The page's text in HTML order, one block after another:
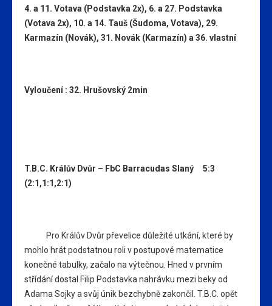
4. a 11. Votava (Podstavka 2x), 6. a 27. Podstavka
(Votava 2x), 10. a 14. Tauš (Šudoma, Votava), 29.
Karmazín (Novák), 31. Novák (Karmazín) a 36. vlastní
Vyloučení : 32. Hrušovský 2min
T.B.C. Králův Dvůr – FbC Barracudas Slaný 5:3
(2:1,1:1,2:1)
Pro Králův Dvůr převelice důležité utkání, které by
mohlo hrát podstatnou roli v postupové matematice
konečné tabulky, začalo na výtečnou. Hned v prvním
střídání dostal Filip Podstavka nahrávku mezi beky od
Adama Sojky a svůj únik bezchybně zakončil. T.B.C. opět